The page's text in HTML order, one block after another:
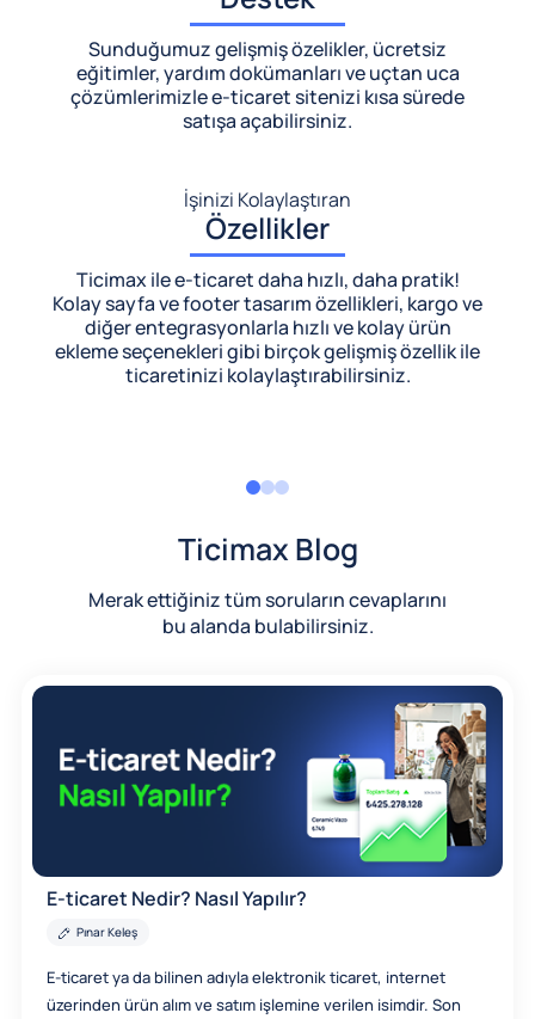
Sunduğumuz gelişmiş özelikler, ücretsiz
eğitimler, yardım dokümanları ve uçtan uca
çözümlerimizlee-ticaret sitenizi kısa sürede
satışa açabilirsiniz.
İşinizi Kolaylaştıran
Özellikler
Ticimax ile e-ticaret daha hızlı, daha pratik!
Kolay sayfa ve footer tasarım özellikleri, kargo ve
diğer entegrasyonlarla hızlı ve kolay ürün
ekleme seçenekleri gibi birçok gelişmiş özellik ile
ticaretinizi kolaylaştırabilirsiniz.
Ticimax Blog
Merak ettiğiniz tüm soruların cevaplarını
bu alanda bulabilirsiniz.
E-ticaret Nedir? Nasıl Yapılır?
Pınar Keleş
E-ticaret ya da bilinen adıyla elektronik ticaret, internet
üzerinden ürün alım ve satım işlemine verilen isimdir. Son